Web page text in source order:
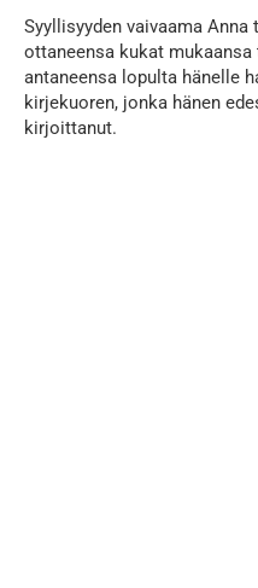
Syyllisyyden vaivaama
ottaneensa kukat
antaneensa lopulta hänelle
kirjekuoren, jonka hänen
kirjoittanut.